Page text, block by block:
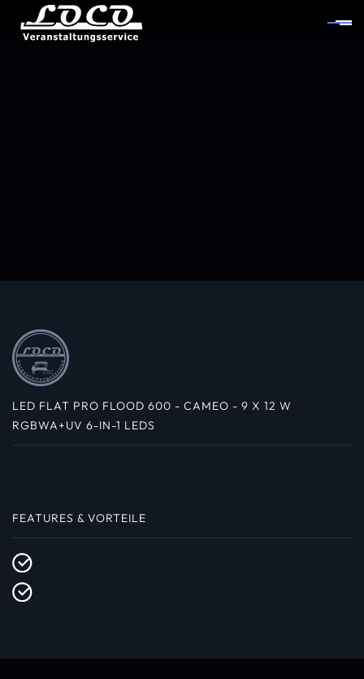
LED FLAT PRO FLOOD 600 - CAMEO - 9 X 12 W
RGBWA+UV 6-IN-1 LEDS
FEATURES & VORTEILE